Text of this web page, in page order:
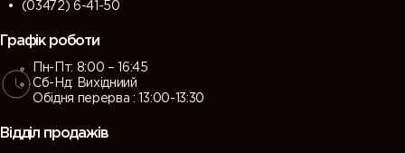
(03472) 6-41-50
Графік роботи
Пн-Пт: 8:00 – 16:45
Сб-Нд: Вихідниий
Обідня перерва : 13:00-13:30
Відділ продажів